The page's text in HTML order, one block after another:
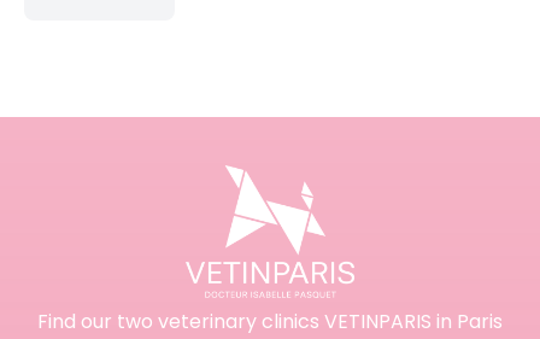
Find our two veterinary clinics VETINPARIS in Paris